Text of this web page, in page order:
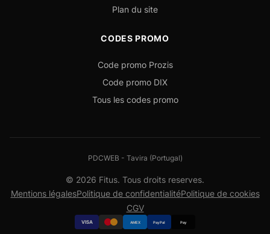
Plan du site
CODES PROMO
Code promo Prozis
Code promo DIX
Tous les codes promo
PDCWEB - Tavira (Portugal)
© 2026 Fitus. Tous droits reserves.
Mentions légalesPolitique de confidentialitéPolitique de cookies
CGV
VISA AMEX PayPal Pay